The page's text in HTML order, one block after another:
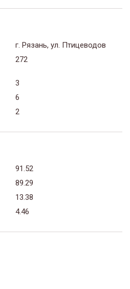
г. Рязань, ул. Птицеводов
272
3
6
2
91.52
89.29
13.38
4.46